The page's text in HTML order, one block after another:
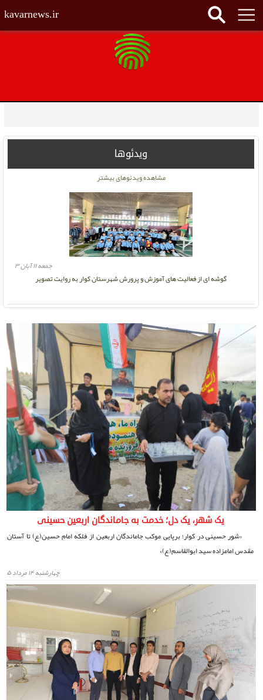
kavarnews.ir
ویدئوها
گوشه ای از فعالیت های آموزش و پرورش شهرستان کوار به روایت تصویر
جمعه ۱۱ آبان ۳
مشاهده ویدئوهای بیشتر
یک شهر، یک دل؛ خدمت به جاماندگان اربعین حسینی
«شور حسینی در کوار؛ برپایی موکب جاماندگان اربعین از فلکه امام حسین(ع) تا آستان
مقدس امامزاده سید ابوالقاسم(ع)»
چهارشنبه ۱۴ مرداد ۵